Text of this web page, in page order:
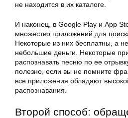
не находится в их каталоге.
И наконец, в Google Play и App
множество приложений для
Некоторые из них бесплатны, а
небольшие деньги. Некоторые
распознавать песню по ее
полезно, если вы не помните
все приложения обладают
распознавания.
Второй способ: